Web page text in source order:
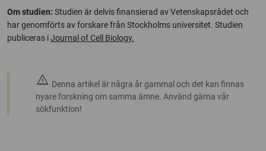
Om studien: Studien är delvis finansierad av Vetenskapsrådet och
har genomförts av forskare från Stockholms universitet. Studien
publiceras iJournal of Cell Biology.
warning Denna artikel är några år gammal och det kan finnas
nyare forskning om samma ämne. Använd gärna vår
sökfunktion!